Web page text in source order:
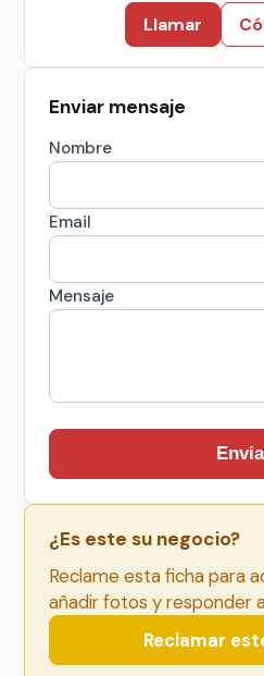
Llamar
Enviar mensaje
Nombre
Email
Mensaje
¿Es este su negocio?
Reclame esta ficha para
añadir fotos y responder
Reclamar